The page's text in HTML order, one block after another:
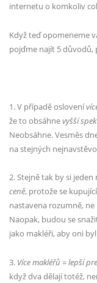
internetu o komkoliv
Když teď opomeneme
pojďme najít 5 důvodů,
1. V případě oslovení
že to obsáhnevyšší
Neobsáhne. Vesměs
na stejných
2. Stejně tak by si jeden
ceně, protože se
nastavena rozumně,
Naopak, budou se
jako makléři, aby oni
3. Více makléřů = lepší
když dva dělají totéž,